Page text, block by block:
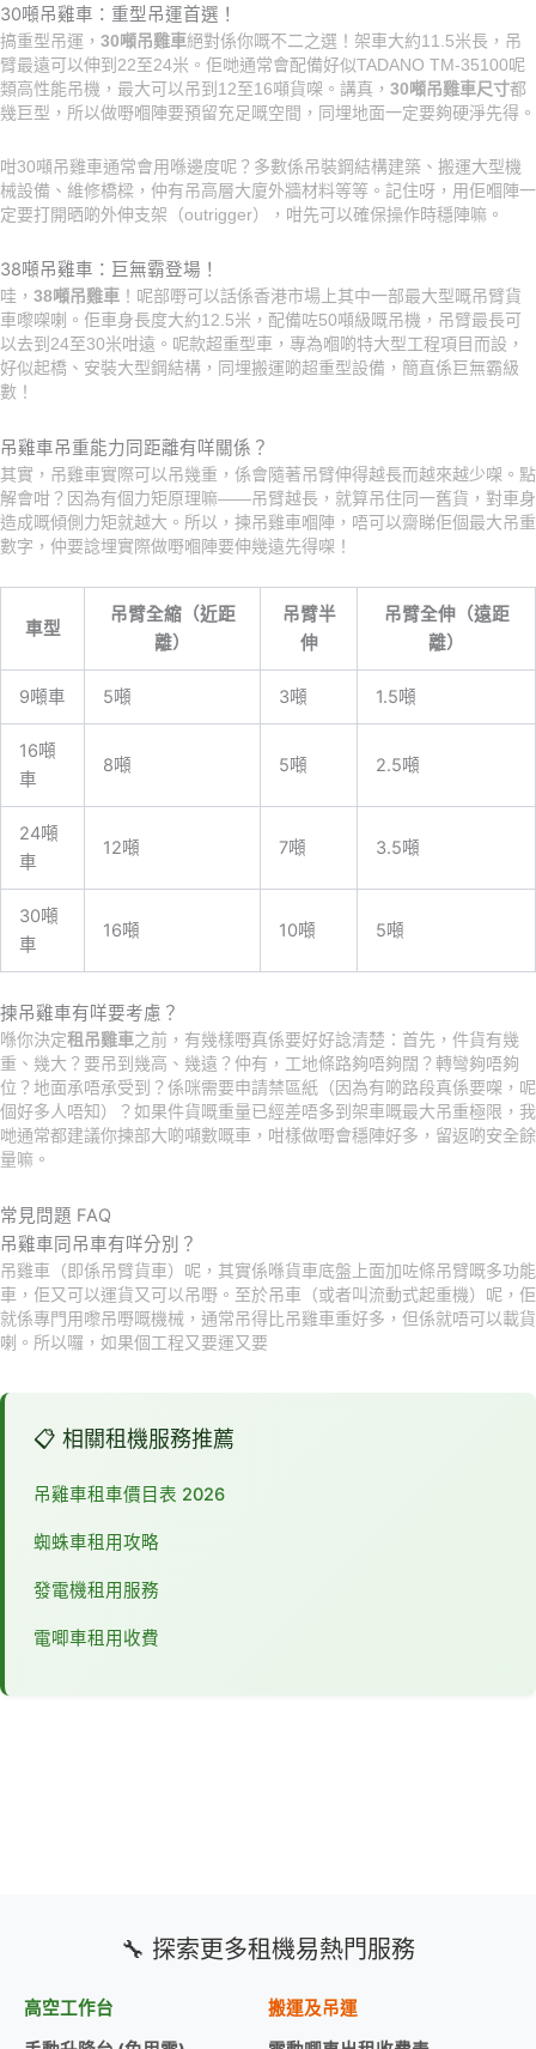
30噸吊雞車：重型吊運首選！
搞重型吊運， 30噸吊雞車絕對係你嘅不二之選！架車大約11.5米長，吊
臂最遠可以伸到22至24米。佢哋通常會配備好似TADANO TM-35100呢
類高性能吊機，最大可以吊到12至16噸貨㗎。講真， 30噸吊雞車尺寸都
幾巨型，所以做嘢嗰陣要預留充足嘅空間，同埋地面一定要夠硬淨先得。
咁30噸吊雞車通常會用喺邊度呢？多數係吊裝鋼結構建築、搬運大型機
械設備、維修橋樑，仲有吊高層大廈外牆材料等等。記住呀，用佢嗰陣一
定要打開晒啲外伸支架（outrigger），咁先可以確保操作時穩陣嘛。
38噸吊雞車：巨無霸登場！
哇， 38噸吊雞車 ！呢部嘢可以話係香港市場上其中一部最大型嘅吊臂貨
車嚟㗎喇。佢車身長度大約12.5米，配備咗50噸級嘅吊機，吊臂最長可
以去到24至30米咁遠。呢款超重型車，專為嗰啲特大型工程項目而設，
好似起橋、安裝大型鋼結構，同埋搬運啲超重型設備，簡直係巨無霸級
數！
吊雞車吊重能力同距離有咩關係？
其實，吊雞車實際可以吊幾重，係會隨著吊臂伸得越長而越來越少㗎。點
解會咁？因為有個力矩原理嘛——吊臂越長，就算吊住同一舊貨，對車身
造成嘅傾側力矩就越大。所以，揀吊雞車嗰陣，唔可以齋睇佢個最大吊重
數字，仲要諗埋實際做嘢嗰陣要伸幾遠先得㗎！
車型
吊臂全縮（近距
離）
吊臂半
伸
吊臂全伸（遠距
離）
9噸車 5噸 3噸 1.5噸
16噸
車
8噸 5噸 2.5噸
24噸
車
12噸 7噸 3.5噸
30噸
車
16噸 10噸 5噸
揀吊雞車有咩要考慮？
喺你決定租吊雞車之前，有幾樣嘢真係要好好諗清楚：首先，件貨有幾
重、幾大？要吊到幾高、幾遠？仲有，工地條路夠唔夠闊？轉彎夠唔夠
位？地面承唔承受到？係咪需要申請禁區紙（因為有啲路段真係要㗎，呢
個好多人唔知）？如果件貨嘅重量已經差唔多到架車嘅最大吊重極限，我
哋通常都建議你揀部大啲噸數嘅車，咁樣做嘢會穩陣好多，留返啲安全餘
量嘛。
常見問題 FAQ
吊雞車同吊車有咩分別？
吊雞車（即係吊臂貨車）呢，其實係喺貨車底盤上面加咗條吊臂嘅多功能
車，佢又可以運貨又可以吊嘢。至於吊車（或者叫流動式起重機）呢，佢
就係專門用嚟吊嘢嘅機械，通常吊得比吊雞車重好多，但係就唔可以載貨
喇。所以囉，如果個工程又要運又要
📋 相關租機服務推薦
吊雞車租車價目表 2026
蜘蛛車租用攻略
發電機租用服務
電唧車租用收費
🔧 探索更多租機易熱門服務
高空工作台
搬運及吊運